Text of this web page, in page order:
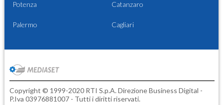
Potenza Catanzaro
Palermo Cagliari
Copyright © 1999-2020 RTI S.p.A. Direzione Business Digital -
P.Iva 03976881007 - Tutti i diritti riservati.